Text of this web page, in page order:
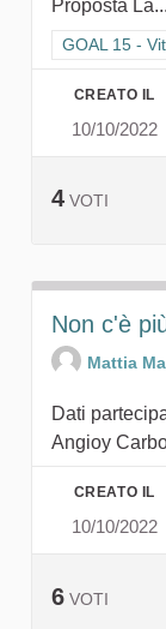
Proposta La...
Filtra i
GOAL 15 -
CREATO IL
10/10/2022
4 VOTI
Non c'è
Mattia
Dati
Angioy
CREATO IL
10/10/2022
6 VOTI